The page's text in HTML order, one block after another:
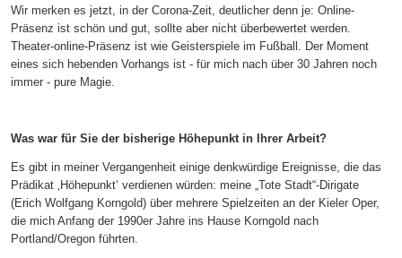
Wir merken es jetzt, in der Corona-Zeit, deutlicher denn je: Online-
Präsenz ist schön und gut, sollte aber nicht überbewertet werden.
Theater-online-Präsenz ist wie Geisterspiele im Fußball. Der Moment
eines sich hebenden Vorhangs ist - für mich nach über 30 Jahren noch
immer - pure Magie.
Was war für Sie der bisherige Höhepunkt in Ihrer Arbeit?
Es gibt in meiner Vergangenheit einige denkwürdige Ereignisse, die das
Prädikat ‚Höhepunkt‘ verdienen würden: meine „Tote Stadt“-Dirigate
(Erich Wolfgang Korngold) über mehrere Spielzeiten an der Kieler Oper,
die mich Anfang der 1990er Jahre ins Hause Korngold nach
Portland/Oregon führten.